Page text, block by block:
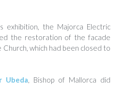
exhibition, the Majorca Electric
the restoration of the facade
which had been closed to
Ubeda, Bishop of Mallorca did